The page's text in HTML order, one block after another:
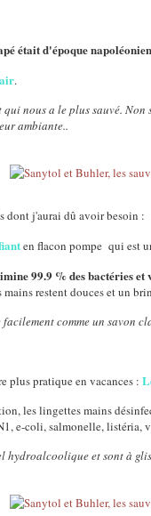
était d'époque
.
nous a le plus sauvé.
ambiante..
dont j'aurai dû avoir besoin :
en flacon pompe qui est
99.9 % des bactéries et
mains restent douces et un
comme un savon
plus pratique en vacances :
les lingettes mains
e-coli, salmonelle, listéria,
hydroalcoolique et sont à